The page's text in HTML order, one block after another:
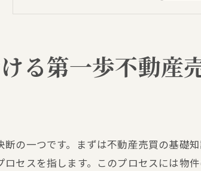
購入予算の設定方法
売買契約の基本的な流れ
地域の魅力を活かす不動産売買
周辺施設のチェックポイント
交通アクセスの利便性を見
る第一歩不動産
の一つです。まずは不動産売買の基礎
セスを指します。このプロセスには物